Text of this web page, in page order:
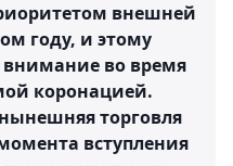
внешней
году, и этому
внимание во время
коронацией.
торговля
вступления